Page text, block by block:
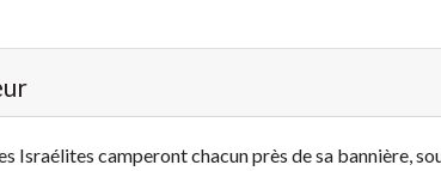
Israélites camperont chacun près de sa bannière,